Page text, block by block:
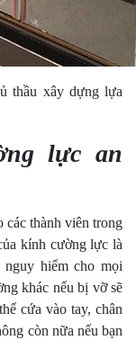
thầu xây dựng lựa
lực an
các thành viên trong
kính cường lực là
hiểm cho mọi
khác nếu bị vỡ sẽ
cứa vào tay, chân
còn nữa nếu bạn